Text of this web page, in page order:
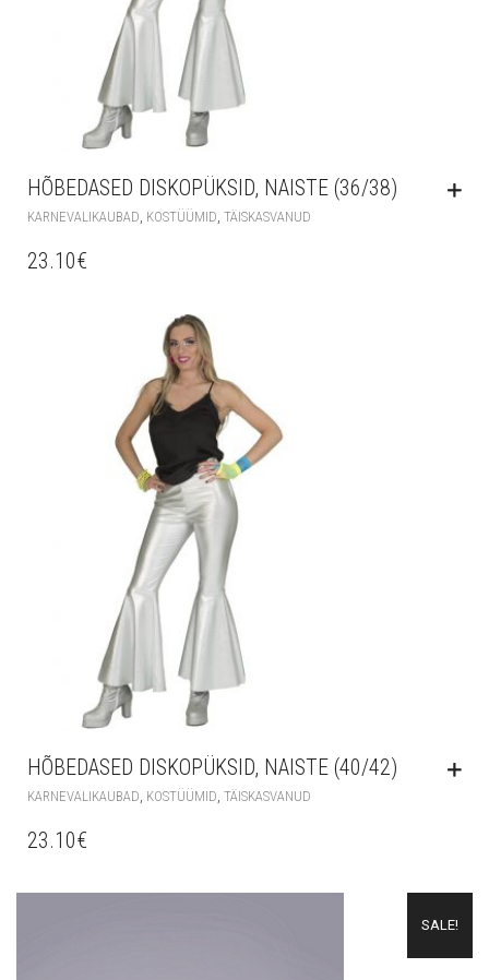
HÕBEDASED DISKOPÜKSID, NAISTE (36/38)
KARNEVALIKAUBAD KOSTÜÜMID TÄISKASVANUD
23.10€
HÕBEDASED DISKOPÜKSID, NAISTE (40/42)
KARNEVALIKAUBAD KOSTÜÜMID TÄISKASVANUD
23.10€
SALE!